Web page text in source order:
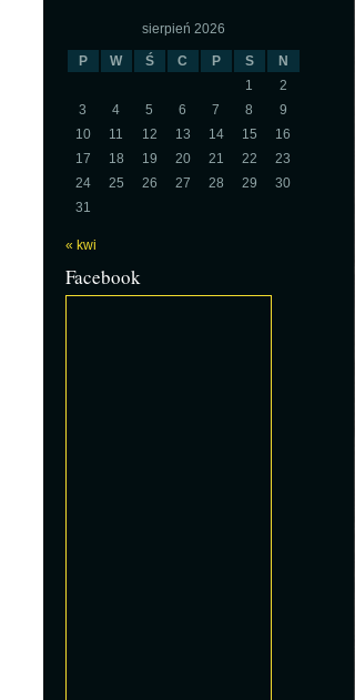
sierpień 2026
P W Ś C P S
N
1
2
3
4 5 6 7 8
9
10
11 12 13 14 15
16
17
18 19 20 21 22
23
24
25 26 27 28 29
30
31
« kwi
Facebook